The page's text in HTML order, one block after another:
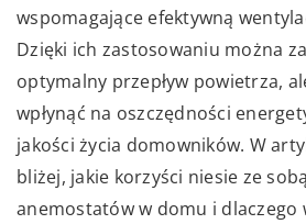
wspomagające efektywną
Dzięki ich zastosowaniu można
optymalny przepływ powietrza,
wpłynąć na oszczędności
jakości życia domowników. W
bliżej, jakie korzyści niesie ze
anemostatów w domu i dlaczego